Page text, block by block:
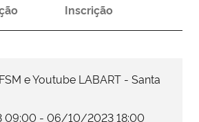
Regional
Inscrição
e Youtube LABART - Santa
- 06/10/2023 18:00